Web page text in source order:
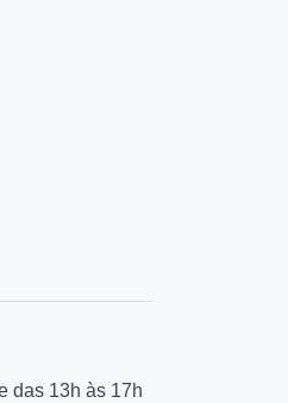
das 13h às 17h